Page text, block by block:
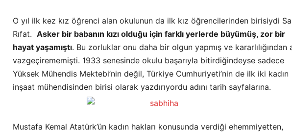
O yıl ilk kez kız öğrenci alan okulunun da ilk kız öğrencilerinden birisiydi
Rıfat. Asker bir babanın kızı olduğu için farklı yerlerde büyümüş, zor bir
hayat yaşamıştı. Bu zorluklar onu daha bir olgun yapmış ve kararlılığından
vazgeçirememişti. 1933 senesinde okulu başarıyla bitirdiğindeyse sadece
Yüksek Mühendis Mektebi’nin değil, Türkiye Cumhuriyeti’nin de ilk iki kadın
inşaat mühendisinden birisi olarak yazdırıyordu adını tarih sayfalarına.
Mustafa Kemal Atatürk’ün kadın hakları konusunda verdiği ehemmiyetten,